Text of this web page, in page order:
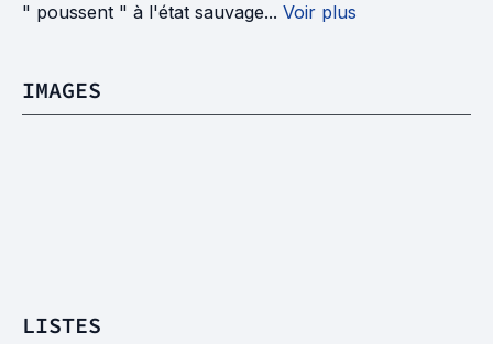
" poussent " à l'état sauvage... Voir plus
IMAGES
LISTES